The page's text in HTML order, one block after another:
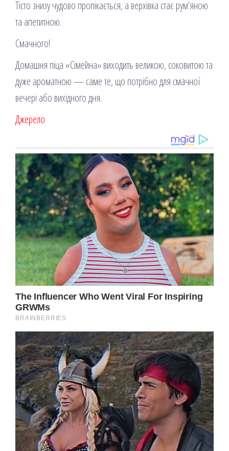
Тісто знизу чудово пропікається, а верхівка стає рум’яною
та апетитною.
Смачного!
Домашня піца «Сімейна» виходить великою, соковитою та
дуже ароматною — саме те, що потрібно для смачної
вечері або вихідного дня.
Джерело